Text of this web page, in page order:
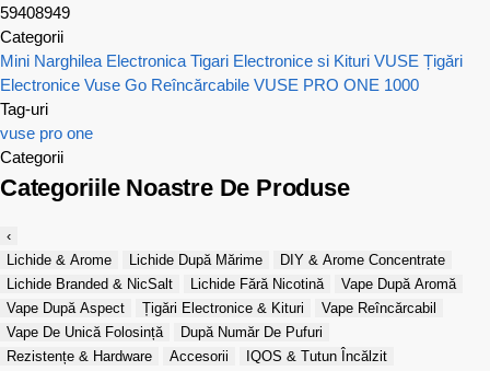
59408949
Categorii
Mini Narghilea Electronica Tigari Electronice si Kituri VUSE Țigări
Electronice Vuse Go Reîncărcabile VUSE PRO ONE 1000
Tag-uri
vuse pro one
Categorii
Categoriile Noastre De Produse
‹
Lichide & Arome
Lichide După Mărime
DIY & Arome Concentrate
Lichide Branded & NicSalt
Lichide Fără Nicotină
Vape După Aromă
Vape După Aspect
Țigări Electronice & Kituri
Vape Reîncărcabil
Vape De Unică Folosință
După Număr De Pufuri
Rezistențe & Hardware
Accesorii
IQOS & Tutun Încălzit